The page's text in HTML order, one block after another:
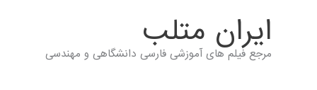
ايران متلب
مرجع فیلم های آموزشی فارسی دانشگاهی و مهندسی